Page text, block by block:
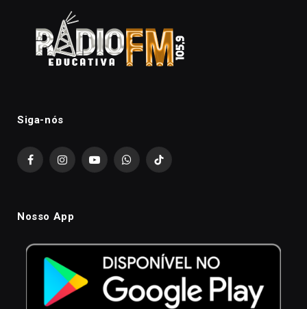
Siga-nós
FacebookInstagramYouTubeWhatsAppTikTok
Nosso App